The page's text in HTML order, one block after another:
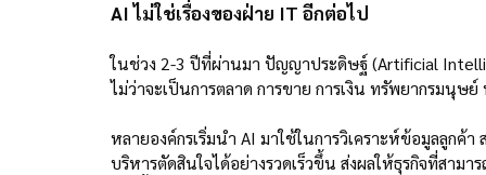
AI ไม่ใช่เรื่องของฝ่าย IT อีกต่อไป
ในช่วง 2-3 ปีที่ผ่านมา ปัญญาประดิษฐ์ (Artificial
ไม่ว่าจะเป็นการตลาด การขาย การเงิน ทรัพยากรมนุษย์
หลายองค์กรเริ่มนำ AI มาใช้ในการวิเคราะห์ข้อมูลลูกค้
บริหารตัดสินใจได้อย่างรวดเร็วขึ้น ส่งผลให้ธุรกิจที่สาม